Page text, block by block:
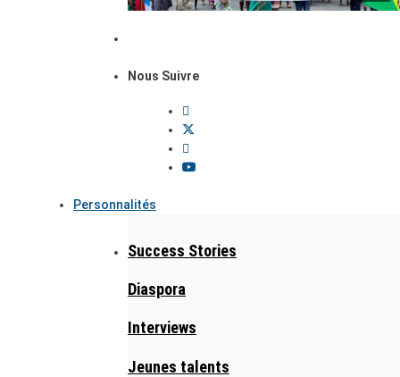
Nous Suivre
Personnalités
Success Stories
Diaspora
Interviews
Jeunes talents